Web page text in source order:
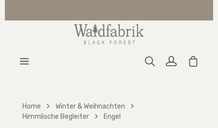
Home
Winter & Weihnachten
Himmlische Begleiter
Engel